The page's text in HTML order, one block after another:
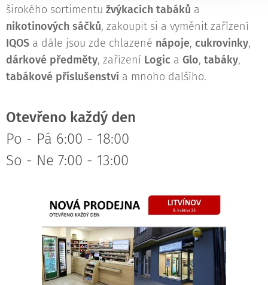
širokého sortimentu žvýkacích tabáků a
nikotinových sáčků, zakoupit si a vyměnit zařízení
IQOS a dále jsou zde chlazené nápoje, cukrovinky,
dárkové předměty, zařízení Logic a Glo, tabáky,
tabákové příslušenství a mnoho dalšího.
Otevřeno každý den
Po - Pá 6:00 - 18:00
So - Ne 7:00 - 13:00